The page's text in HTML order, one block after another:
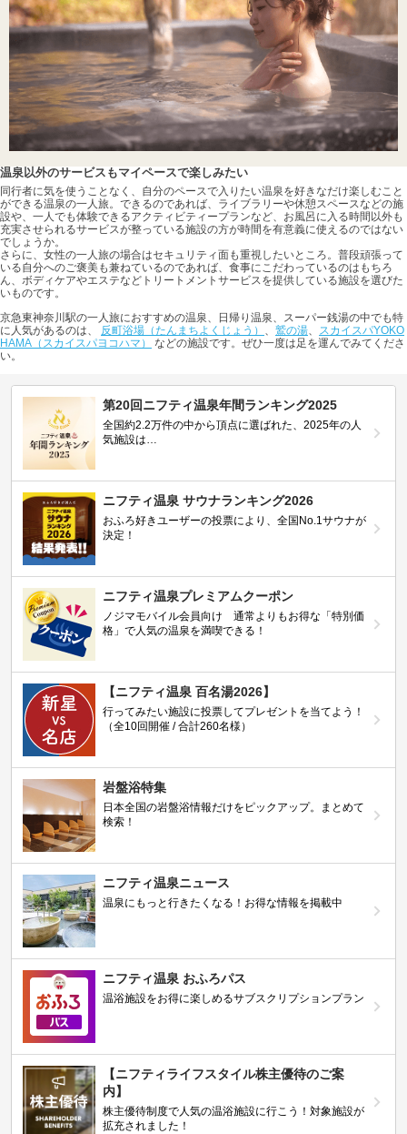
温泉以外のサービスもマイペースで楽しみたい
同行者に気を使うことなく、自分のペースで入りたい温泉を好きなだけ楽しむこと
ができる温泉の一人旅。できるのであれば、ライブラリーや休憩スペースなどの施
設や、一人でも体験できるアクティビティープランなど、お風呂に入る時間以外も
充実させられるサービスが整っている施設の方が時間を有意義に使えるのではない
でしょうか。
さらに、女性の一人旅の場合はセキュリティ面も重視したいところ。普段頑張って
いる自分へのご褒美も兼ねているのであれば、食事にこだわっているのはもちろ
ん、ボディケアやエステなどトリートメントサービスを提供している施設を選びた
いものです。
京急東神奈川駅の一人旅におすすめの温泉、日帰り温泉、スーパー銭湯の中でも特
に人気があるのは、 反町浴場（たんまちよくじょう） 、 鷲の湯、 スカイスパYOKO
HAMA（スカイスパヨコハマ）
などの施設です。ぜひ一度は足を運んでみてくださ
い。
第20回ニフティ温泉年間ランキング2025
全国約2.2万件の中から頂点に選ばれた、2025年の人
気施設は…
ニフティ温泉 サウナランキング2026
おふろ好きユーザーの投票により、全国No.1サウナが
決定！
ニフティ温泉プレミアムクーポン
ノジマモバイル会員向け 通常よりもお得な「特別価
格」で人気の温泉を満喫できる！
【ニフティ温泉 百名湯2026】
行ってみたい施設に投票してプレゼントを当てよう！
（全10回開催 / 合計260名様）
岩盤浴特集
日本全国の岩盤浴情報だけをピックアップ。まとめて
検索！
ニフティ温泉ニュース
温泉にもっと行きたくなる！お得な情報を掲載中
ニフティ温泉 おふろパス
温浴施設をお得に楽しめるサブスクリプションプラン
【ニフティライフスタイル株主優待のご案
内】
株主優待制度で人気の温浴施設に行こう！対象施設が
拡充されました！